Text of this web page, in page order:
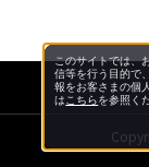
このサイトでは、
信等を行う目的で
報をお客さまの個
は こちらを参照く